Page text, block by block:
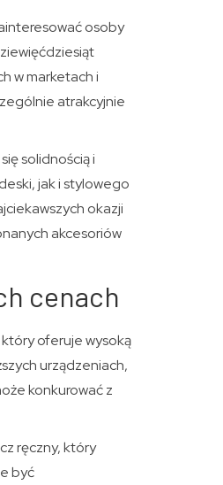
osoby
w marketach i
atrakcyjnie
solidnością i
jak i stylowego
okazji
akcesoriów
cenach
który oferuje wysoką
urządzeniach,
konkurować z
ręczny, który
być